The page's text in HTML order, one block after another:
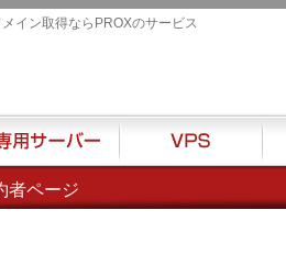
者ページ
イン取得ならPROXのサービス
ーバー VPS ハ